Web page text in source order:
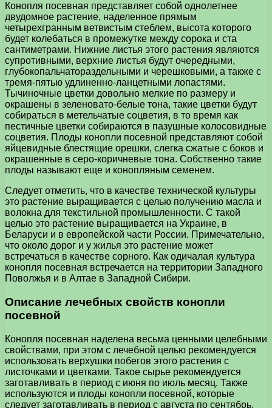
Конопля посевная представляет собой однолетнее
двудомное растение, наделенное прямым
четырехгранным ветвистым стеблем, высота которого
будет колебаться в промежутке между сорока и ста
сантиметрами. Нижние листья этого растения являются
супротивными, верхние листья будут очередными,
глубокопальчатораздельными и черешковыми, а также с
тремя-пятью удлиненно-ланцетными лопастями.
Тычиночные цветки довольно мелкие по размеру и
окрашены в зеленовато-белые тона, такие цветки будут
собираться в метельчатые соцветия, в то время как
пестичные цветки собираются в пазушные колосовидные
соцветия. Плоды конопли посевной представляют собой
яйцевидные блестящие орешки, слегка сжатые с боков и
окрашенные в серо-коричневые тона. Собственно такие
плоды называют еще и конопляным семенем.
Следует отметить, что в качестве технической культуры
это растение выращивается с целью получению масла и
волокна для текстильной промышленности. С такой
целью это растение выращивается на Украине, в
Беларуси и в европейской части России. Примечательно,
что около дорог и у жилья это растение может
встречаться в качестве сорного. Как одичалая культура
конопля посевная встречается на территории Западного
Поволжья и в Алтае в Западной Сибири.
Описание лечебных свойств конопли
посевной
Конопля посевная наделена весьма ценными целебными
свойствами, при этом с лечебной целью рекомендуется
использовать верхушки побегов этого растения с
листочками и цветками. Такое сырье рекомендуется
заготавливать в период с июня по июль месяц. Также
используются и плоды конопли посевной, которые
следует заготавливать в период с августа по сентябрь.